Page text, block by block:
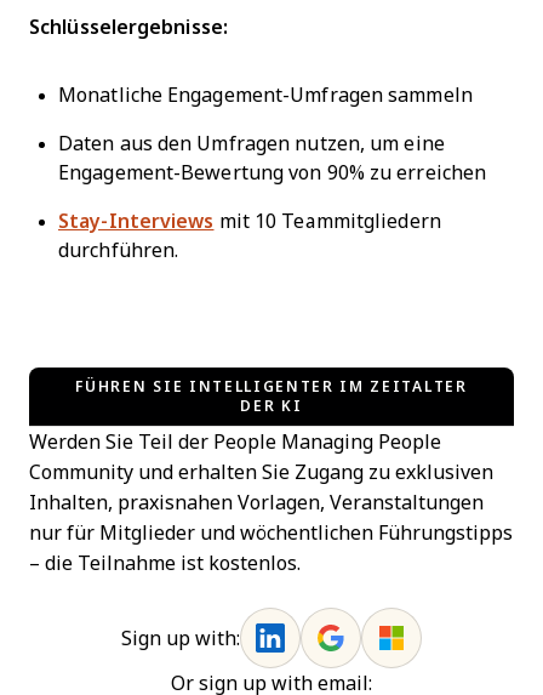
Schlüsselergebnisse:
Monatliche Engagement-Umfragen sammeln
Daten aus den Umfragen nutzen, um eine
Engagement-Bewertung von 90% zu erreichen
Stay-Interviews mit 10 Teammitgliedern
durchführen.
FÜHREN SIE INTELLIGENTER IM ZEITALTER
DER KI
Werden Sie Teil der People Managing People
Community und erhalten Sie Zugang zu exklusiven
Inhalten, praxisnahen Vorlagen, Veranstaltungen
nur für Mitglieder und wöchentlichen Führungstipps
– die Teilnahme ist kostenlos.
Sign up with:
Or sign up with email: